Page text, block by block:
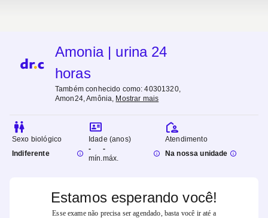
Amonia | urina 24
horas
Também conhecido como:40301320,
Amon24, Amônia, Mostrar mais
Sexo biológico
Indiferente
Idade (anos)
-
mín.
-
máx.
Atendimento
Na nossa unidade
Estamos esperando você!
Esse exame não precisa ser agendado, basta você ir até a